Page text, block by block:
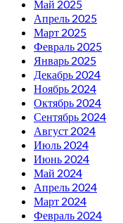
Май 2025
Апрель 2025
Март 2025
Февраль 2025
Январь 2025
Декабрь 2024
Ноябрь 2024
Октябрь 2024
Сентябрь 2024
Август 2024
Июль 2024
Июнь 2024
Май 2024
Апрель 2024
Март 2024
Февраль 2024